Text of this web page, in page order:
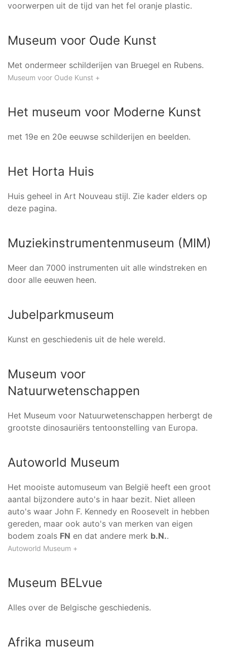
voorwerpen uit de tijd van het fel oranje plastic.
Museum voor Oude Kunst
Met ondermeer schilderijen van Bruegel en Rubens.
Museum voor Oude Kunst +
Het museum voor Moderne Kunst
met 19e en 20e eeuwse schilderijen en beelden.
Het Horta Huis
Huis geheel in Art Nouveau stijl. Zie kader elders op
deze pagina.
Muziekinstrumentenmuseum (MIM)
Meer dan 7000 instrumenten uit alle windstreken en
door alle eeuwen heen.
Jubelparkmuseum
Kunst en geschiedenis uit de hele wereld.
Museum voor
Natuurwetenschappen
Het Museum voor Natuurwetenschappen herbergt de
grootste dinosauriërs tentoonstelling van Europa.
Autoworld Museum
Het mooiste automuseum van België heeft een groot
aantal bijzondere auto's in haar bezit. Niet alleen
auto's waar John F. Kennedy en Roosevelt in hebben
gereden, maar ook auto's van merken van eigen
bodem zoals FN en dat andere merk b.N..
Autoworld Museum +
Museum BELvue
Alles over de Belgische geschiedenis.
Afrika museum